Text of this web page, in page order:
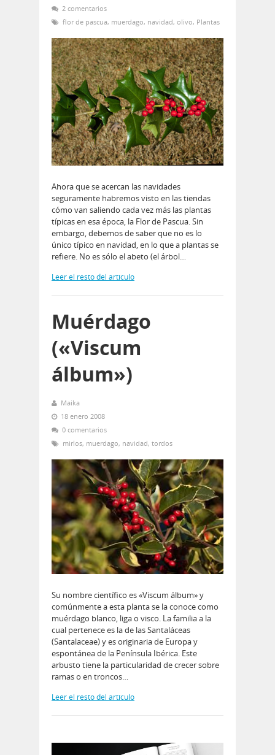
2 comentarios
flor de pascua, muerdago, navidad, olivo, Plantas
Ahora que se acercan las navidades
seguramente habremos visto en las tiendas
cómo van saliendo cada vez más las plantas
típicas en esa época, la Flor de Pascua. Sin
embargo, debemos de saber que no es lo
único típico en navidad, en lo que a plantas se
refiere. No es sólo el abeto (el árbol…
Leer el resto del artículo
Muérdago
(«Viscum
álbum»)
Maika
18 enero 2008
0 comentarios
mirlos, muerdago, navidad, tordos
Su nombre cientí­fico es «Viscum álbum» y
comúnmente a esta planta se la conoce como
muérdago blanco, liga o visco. La familia a la
cual pertenece es la de las Santaláceas
(Santalaceae) y es originaria de Europa y
espontánea de la Pení­nsula Ibérica. Este
arbusto tiene la particularidad de crecer sobre
ramas o en troncos…
Leer el resto del artículo